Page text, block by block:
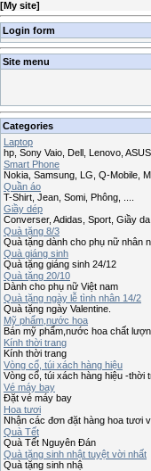
[My site]
Login form
Site menu
Categories
Laptop
hp, Sony Vaio, Dell, Lenovo,
Smart Phone
Nokia, Samsung, LG, Q-Mobile,
Quần áo
T-Shirt, Jean, Somi, Phông, ....
Giầy dép
Converser, Adidas, Sport, Giầy
Quà tặng 8/3
Quà tặng dành cho phụ nữ nhân
Quà giáng sinh
Quà tặng giáng sinh 24/12
Quà tặng 20/10
Dành cho phụ nữ Việt nam
Quà tặng ngày lễ tình nhân 14/2
Quà tặng ngày Valentine.
Mỹ phẩm,nước hoa
Bán mỹ phẩm,nước hoa chất
Kính thời trang
Kính thời trang
Vòng cổ, túi xách hàng hiệu
Vòng cổ, túi xách hàng hiệu -thời
Vé máy bay
Đặt vé máy bay
Hoa tươi
Nhận các đơn đặt hàng hoa tươi
Quà Tết
Quà Tết Nguyên Đán
Quà tặng sinh nhật tuyệt vời nhất
Quà tặng sinh nhậ